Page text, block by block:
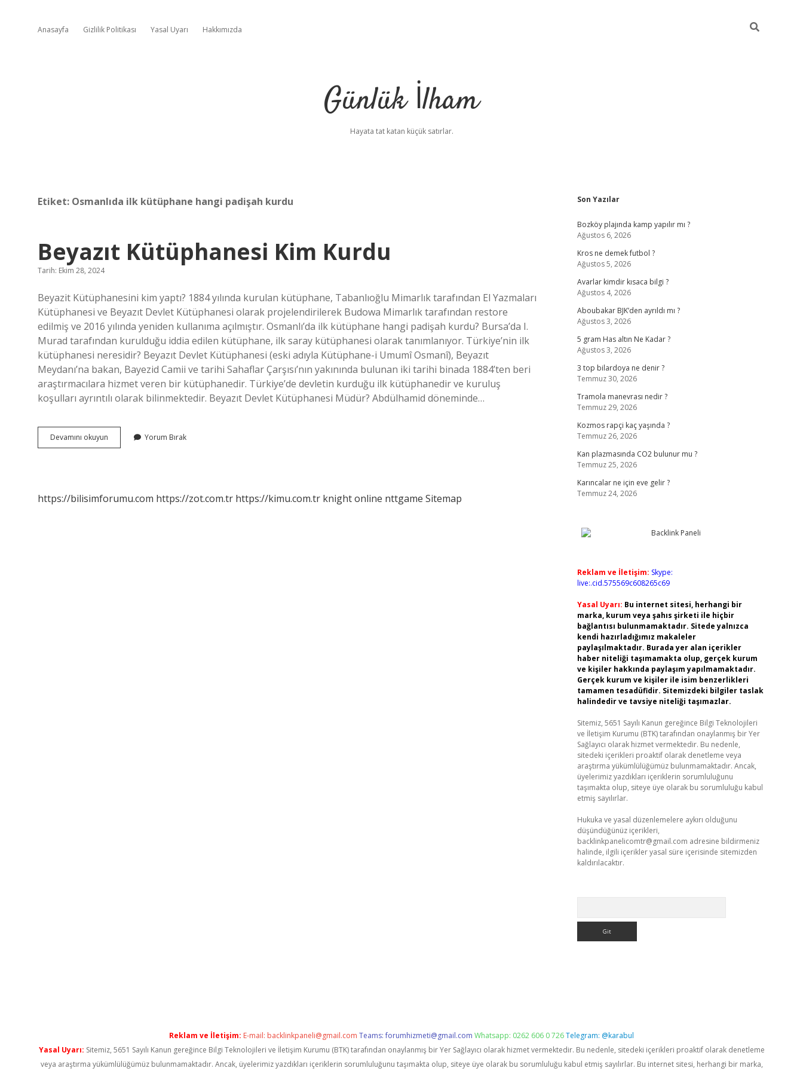
Anasayfa Gizlilik Politikası Yasal Uyarı Hakkımızda
Günlük İlham
Hayata tat katan küçük satırlar.
Etiket: Osmanlıda ilk kütüphane hangi padişah kurdu
Beyazıt Kütüphanesi Kim Kurdu
Tarih: Ekim 28, 2024
Beyazit Kütüphanesini kim yaptı? 1884 yılında kurulan kütüphane, Tabanlıoğlu Mimarlık tarafından El Yazmaları
Kütüphanesi ve Beyazıt Devlet Kütüphanesi olarak projelendirilerek Budowa Mimarlık tarafından restore
edilmiş ve 2016 yılında yeniden kullanıma açılmıştır. Osmanlı’da ilk kütüphane hangi padişah kurdu? Bursa’da I.
Murad tarafından kurulduğu iddia edilen kütüphane, ilk saray kütüphanesi olarak tanımlanıyor. Türkiye’nin ilk
kütüphanesi neresidir? Beyazıt Devlet Kütüphanesi (eski adıyla Kütüphane-i Umumî Osmanî), Beyazıt
Meydanı’na bakan, Bayezid Camii ve tarihi Sahaflar Çarşısı’nın yakınında bulunan iki tarihi binada 1884’ten beri
araştırmacılara hizmet veren bir kütüphanedir. Türkiye’de devletin kurduğu ilk kütüphanedir ve kuruluş
koşulları ayrıntılı olarak bilinmektedir. Beyazıt Devlet Kütüphanesi Müdür? Abdülhamid döneminde…
Devamını okuyun
Kütüphanesi
Yorum Bırak
https://bilisimforumu.com https://zot.com.tr https://kimu.com.tr knight online nttgame Sitemap
Sidebar
Son Yazılar
Bozköy plajında kamp yapılır mı ?
Ağustos 6, 2026
Kros ne demek futbol ?
Ağustos 5, 2026
Avarlar kimdir kısaca bilgi ?
Ağustos 4, 2026
Aboubakar BJK’den ayrıldı mı ?
Ağustos 3, 2026
5 gram Has altın Ne Kadar ?
Ağustos 3, 2026
3 top bilardoya ne denir ?
Temmuz 30, 2026
Tramola manevrası nedir ?
Temmuz 29, 2026
Kozmos rapçi kaç yaşında ?
Temmuz 26, 2026
Kan plazmasında CO2 bulunur mu ?
Temmuz 25, 2026
Karıncalar ne için eve gelir ?
Temmuz 24, 2026
Reklam ve İletişim: Skype:
live:.cid.575569c608265c69
Yasal Uyarı: Bu internet sitesi, herhangi bir
marka, kurum veya şahıs şirketi ile hiçbir
bağlantısı bulunmamaktadır. Sitede yalnızca
kendi hazırladığımız makaleler
paylaşılmaktadır. Burada yer alan içerikler
haber niteliği taşımamakta olup, gerçek kurum
ve kişiler hakkında paylaşım yapılmamaktadır.
Gerçek kurum ve kişiler ile isim benzerlikleri
tamamen tesadüfidir. Sitemizdeki bilgiler taslak
halindedir ve tavsiye niteliği taşımazlar.
Sitemiz, 5651 Sayılı Kanun gereğince Bilgi Teknolojileri
ve İletişim Kurumu (BTK) tarafından onaylanmış bir Yer
Sağlayıcı olarak hizmet vermektedir. Bu nedenle,
sitedeki içerikleri proaktif olarak denetleme veya
araştırma yükümlülüğümüz bulunmamaktadır. Ancak,
üyelerimiz yazdıkları içeriklerin sorumluluğunu
taşımakta olup, siteye üye olarak bu sorumluluğu kabul
etmiş sayılırlar.
Hukuka ve yasal düzenlemelere aykırı olduğunu
düşündüğünüz içerikleri,
backlinkpanelicomtr@gmail.com adresine bildirmeniz
halinde, ilgili içerikler yasal süre içerisinde sitemizden
kaldırılacaktır.
Reklam ve İletişim: E-mail: backlinkpaneli@gmail.com Teams:forumhizmeti@gmail.com Whatsapp: 0262 606 0 726Telegram: @karabul
Yasal Uyarı: Sitemiz, 5651 Sayılı Kanun gereğince Bilgi Teknolojileri ve İletişim Kurumu (BTK) tarafından onaylanmış bir Yer Sağlayıcı olarak hizmet vermektedir. Bu nedenle, sitedeki içerikleri proaktif olarak denetleme
veya araştırma yükümlülüğümüz bulunmamaktadır. Ancak, üyelerimiz yazdıkları içeriklerin sorumluluğunu taşımakta olup, siteye üye olarak bu sorumluluğu kabul etmiş sayılırlar. Bu internet sitesi, herhangi bir marka,